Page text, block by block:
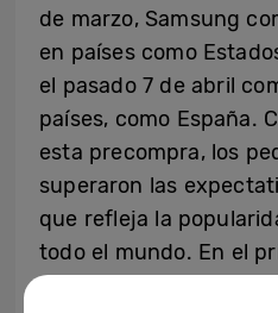
de marzo, Samsung
en países como
el pasado 7 de abril
países, como España.
esta precompra, los
superaron las
que refleja la
todo el mundo. En el